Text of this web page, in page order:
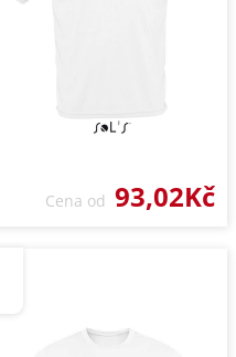
Cena od 93,02Kč